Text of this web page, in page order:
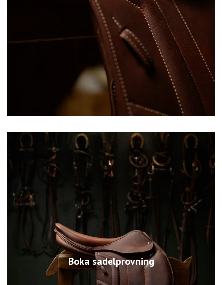
Boka sadelprovning